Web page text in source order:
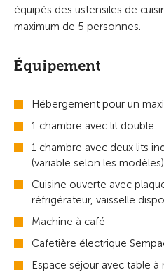
équipés des ustensiles de
maximum de 5 personnes.
Équipement
Hébergement pour un
1 chambre avec lit double
1 chambre avec deux lits
(variable selon les modèles)
Cuisine ouverte avec
réfrigérateur, vaisselle
Machine à café
Cafetière électrique
Espace séjour avec table